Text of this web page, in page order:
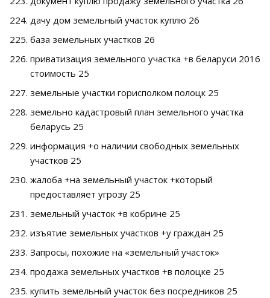
дачу дом земельный участок куплю 26
база земельных участков 26
приватизация земельного участка +в беларуси 2016
стоимость 25
земельные участки горисполком полоцк 25
земельно кадастровый план земельного участка
беларусь 25
информация +о наличии свободных земельных
участков 25
жалоба +на земельный участок +который
предоставляет угрозу 25
земельный участок +в кобрине 25
изъятие земельных участков +у граждан 25
Запросы, похожие на «земельный участок»
продажа земельных участков +в полоцке 25
купить земельный участок без посредников 25